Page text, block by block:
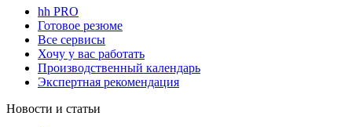
hh PRO
Готовое резюме
Все сервисы
Хочу у вас работать
Производственный календарь
Экспертная рекомендация
Новости и статьи